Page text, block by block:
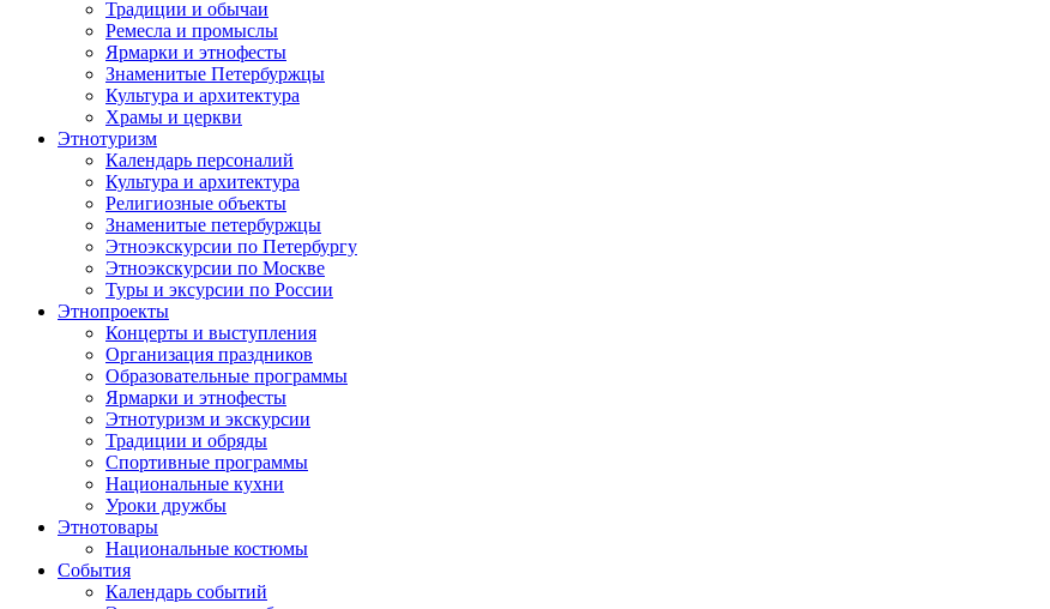
Традиции и обычаи
Ремесла и промыслы
Ярмарки и этнофесты
Знаменитые Петербуржцы
Культура и архитектура
Храмы и церкви
Этнотуризм
Календарь персоналий
Культура и архитектура
Религиозные объекты
Знаменитые петербуржцы
Этноэкскурсии по Петербургу
Этноэкскурсии по Москве
Туры и эксурсии по России
Этнопроекты
Концерты и выступления
Организация праздников
Образовательные программы
Ярмарки и этнофесты
Этнотуризм и экскурсии
Традиции и обряды
Спортивные программы
Национальные кухни
Уроки дружбы
Этнотовары
Национальные костюмы
События
Календарь событий